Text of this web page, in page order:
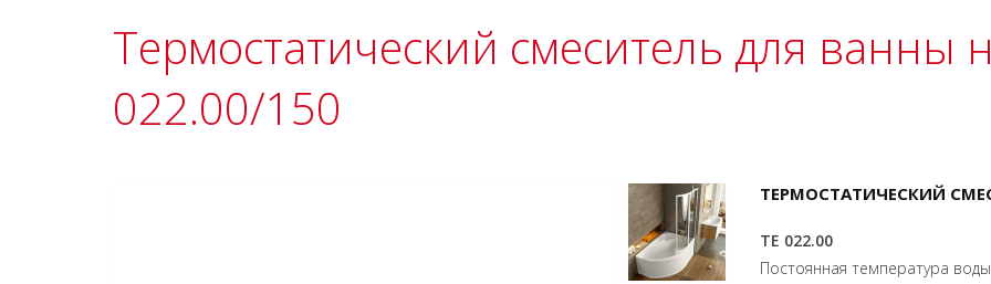
Термостатический смеситель для ванны
022.00/150
ТЕРМОСТАТИЧЕСКИЙ
TE 022.00
Постоянная температура